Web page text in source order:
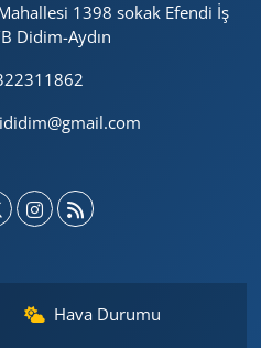
1398 sokak Efendi İş
Didim-Aydın
Hava Durumu